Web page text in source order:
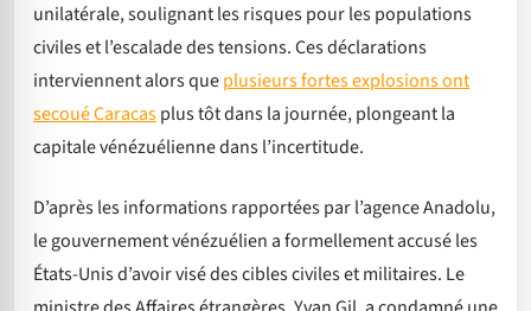
unilatérale, soulignant les risques pour les populations
civiles et l’escalade des tensions. Ces déclarations
interviennent alors queplusieurs fortes explosions ont
secoué Caracasplus tôt dans la journée, plongeant la
capitale vénézuélienne dans l’incertitude.
D’après les informations rapportées par l’agence Anadolu,
le gouvernement vénézuélien a formellement accusé les
États-Unis d’avoir visé des cibles civiles et militaires. Le